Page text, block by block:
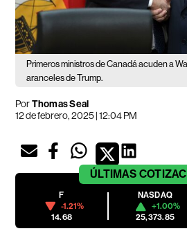
Primeros ministros de Canadá acuden a
aranceles de Trump.
PorThomas Seal
12 de febrero, 2025 | 12:04 PM
ÚLTIMAS
F
-1.21%
14.68
NASDAQ
+1.00%
25,373.85